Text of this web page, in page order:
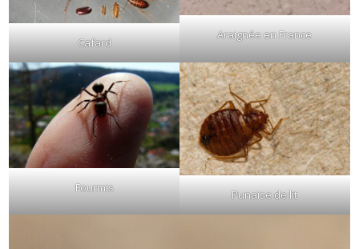
Cafard
Araignée en France
Fourmis Punaise de lit